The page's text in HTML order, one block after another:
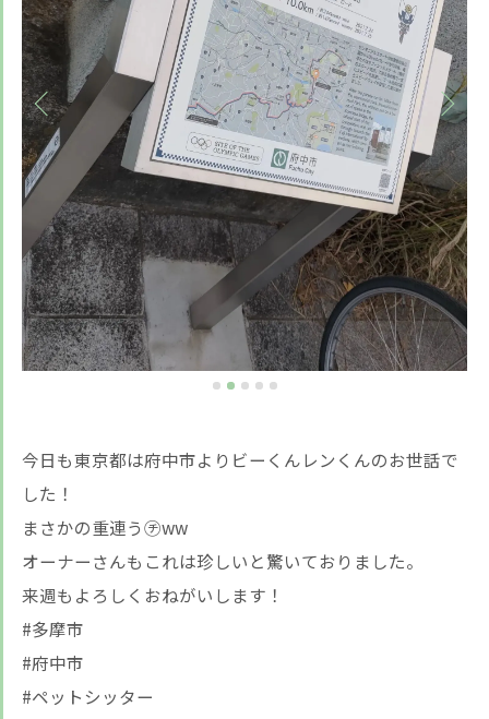
今日も東京都は府中市よりビーくんレンくんのお世話で
した！
まさかの重連う㋠ww
オーナーさんもこれは珍しいと驚いておりました。
来週もよろしくおねがいします！
#多摩市
#府中市
#ペットシッター